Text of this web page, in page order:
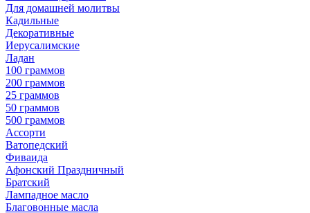
Для домашней молитвы
Кадильные
Декоративные
Иерусалимские
Ладан
100 граммов
200 граммов
25 граммов
50 граммов
500 граммов
Ассорти
Ватопедский
Фиваида
Афонский Праздничный
Братский
Лампадное масло
Благовонные масла